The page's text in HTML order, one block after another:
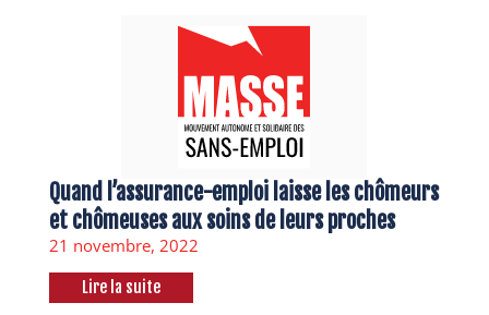
Quand l’assurance-emploi laisse les chômeurs
et chômeuses aux soins de leurs proches
21 novembre, 2022
Lire la suite